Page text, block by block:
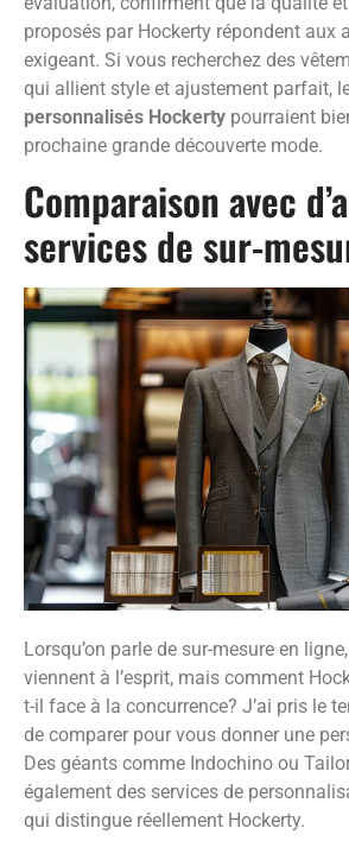
proposés par Hockerty répondent aux
exigeant. Si vous recherchez des
qui allient style et ajustement parfait,
personnalisés Hockerty pourraient
prochaine grande découverte mode.
Comparaison avec
services de sur-
Lorsqu’on parle de sur-mesure en
viennent à l’esprit, mais comment
t-il face à la concurrence? J’ai pris le
de comparer pour vous donner une
Des géants comme Indochino ou
également des services de
qui distingue réellement Hockerty.